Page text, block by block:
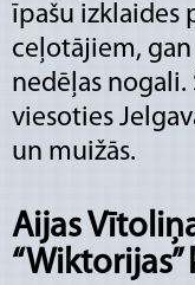
īpašu izklaides
ceļotājiem,
nedēļas nogali.
viesoties
un muižās.
Aijas